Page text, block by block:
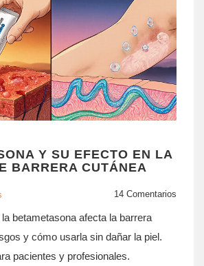
Y SU EFECTO EN LA
BARRERA CUTÁNEA
14 Comentarios
betametasona afecta la barrera
y cómo usarla sin dañar la piel.
pacientes y profesionales.